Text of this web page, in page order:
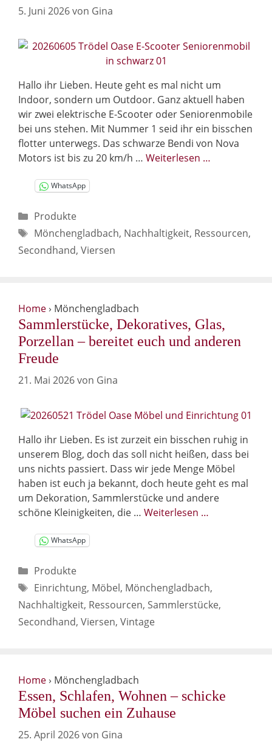
5. Juni 2026von Gina
Hallo ihr Lieben. Heute geht es mal nicht um
Indoor, sondern um Outdoor. Ganz aktuell haben
wir zwei elektrische E-Scooter oder Seniorenmobile
bei uns stehen. Mit Nummer 1 seid ihr ein bisschen
flotter unterwegs. Das schwarze Bendi von Nova
Motors ist bis zu 20 km/h … Weiterlesen …
WhatsApp
Kategorien
Produkte
Schlagwörter
Mönchengladbach, Nachhaltigkeit, Ressourcen,
Secondhand, Viersen
Home › Mönchengladbach
Sammlerstücke, Dekoratives, Glas,
Porzellan – bereitet euch und anderen
Freude
21. Mai 2026von Gina
Hallo ihr Lieben. Es ist zurzeit ein bisschen ruhig in
unserem Blog, doch das soll nicht heißen, dass bei
uns nichts passiert. Dass wir jede Menge Möbel
haben ist euch ja bekannt, doch heute geht es mal
um Dekoration, Sammlerstücke und andere
schöne Kleinigkeiten, die … Weiterlesen …
WhatsApp
Kategorien
Produkte
Schlagwörter
Einrichtung, Möbel, Mönchengladbach,
Nachhaltigkeit, Ressourcen, Sammlerstücke,
Secondhand, Viersen, Vintage
Home › Mönchengladbach
Essen, Schlafen, Wohnen – schicke
Möbel suchen ein Zuhause
25. April 2026von Gina